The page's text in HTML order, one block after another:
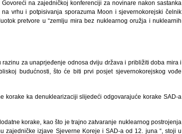
Govoreći na zajedničkoj konferenciji za novinare nakon sastanka
na vrhu i potpisivanja sporazuma Moon i sjevernokorejski čelnik
pretvore u “zemlju mira bez nuklearnog oružja i nuklearnih
za unaprjeđenje odnosa dviju država i približiti doba mira i
budućnosti, što će biti prvi posjet sjevernokorejskog vođe
korake ka denuklearizaciji slijedeći odgovarajuće korake SAD-a
korake, kao što je trajno zatvaranje nuklearnog postrojenja
zajedničke izjave Sjeverne Koreje i SAD-a od 12. juna “, stoji u